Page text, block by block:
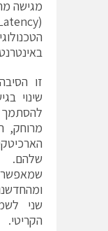
מגישה
זו
שינוי
מרוחק,
שלהם.
שני
הקריטי.